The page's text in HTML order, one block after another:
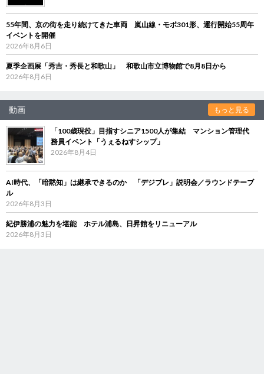
55年間、京の街を走り続けてきた車両 嵐山線・モボ301形、運行開始55周年
イベントを開催
2026年8月6日
夏季企画展「秀吉・秀長と和歌山」 和歌山市立博物館で8月8日から
2026年8月6日
動画 もっと見る
「100歳現役」目指すシニア1500人が集結 マンション管理代
務員イベント「うぇるねすシップ」
2026年8月4日
AI時代、「暗黙知」は継承できるのか 「デジブレ」説明会／ラウンドテーブ
ル
2026年8月3日
紀伊勝浦の魅力を堪能 ホテル浦島、日昇館をリニューアル
2026年8月3日